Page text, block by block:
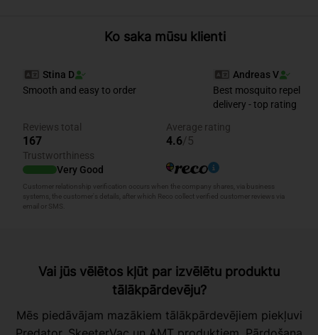
Ko saka mūsu klienti
Vai jūs vēlētos kļūt par izvēlētu produktu
tālākpārdevēju?
Mēs piedāvājam mazākiem tālākpārdevējiem piekļuvi